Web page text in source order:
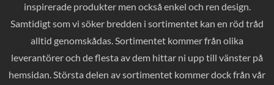
inspirerade produkter men också enkel och ren design.
Samtidigt som vi söker bredden i sortimentet kan en röd tråd
alltid genomskådas. Sortimentet kommer från olika
leverantörer och de flesta av dem hittar ni upp till vänster på
hemsidan. Största delen av sortimentet kommer dock från vår